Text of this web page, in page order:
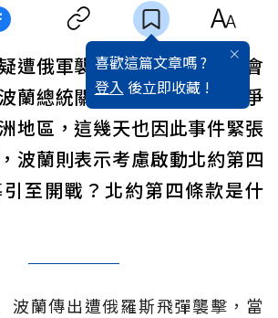
喜歡這篇文章嗎 ?
登入 後立即收藏 !
遭俄軍襲擊，讓才開完拜習會
蘭總統關心後續。因俄烏戰爭
地區，這幾天也因此事件緊張
波蘭則表示考慮啟動北約第四
至開戰？北約第四條款是什
波蘭傳出遭俄羅斯飛彈襲擊，當